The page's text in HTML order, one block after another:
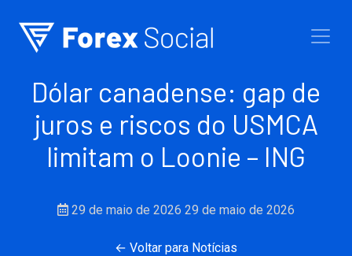
Dólar canadense: gap de
juros e riscos do USMCA
limitam o Loonie – ING
29 de maio de 2026 29 de maio de 2026
← Voltar para Notícias